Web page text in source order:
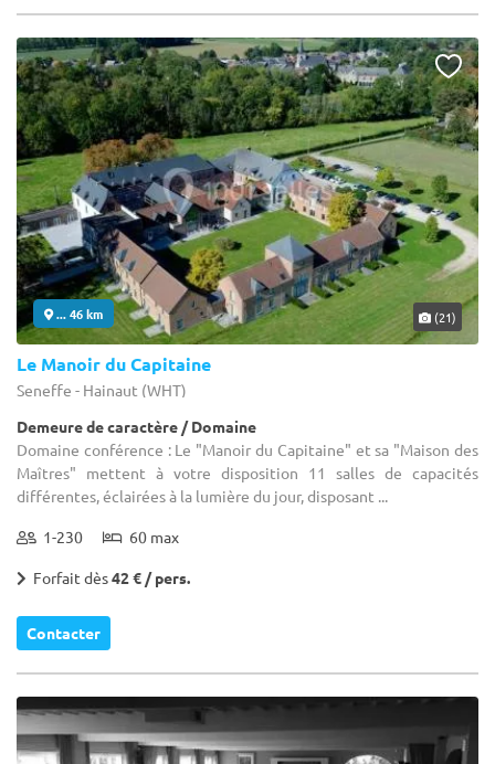
... 46 km (21)
Le Manoir du Capitaine
Seneffe - Hainaut (WHT)
Demeure de caractère / Domaine
Domaine conférence : Le "Manoir du Capitaine" et sa "Maison des
Maîtres" mettent à votre disposition 11 salles de capacités
différentes, éclairées à la lumière du jour, disposant ...
1-230 60 max
Forfait dès42 € / pers.
Contacter